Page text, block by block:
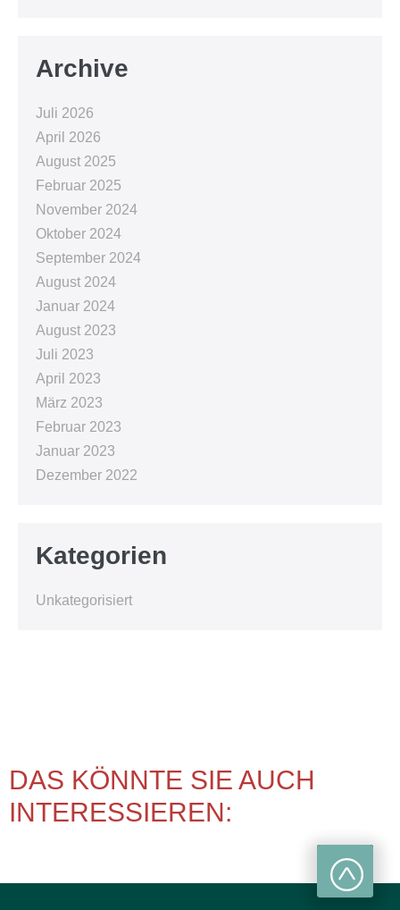
Archive
Juli 2026
April 2026
August 2025
Februar 2025
November 2024
Oktober 2024
September 2024
August 2024
Januar 2024
August 2023
Juli 2023
April 2023
März 2023
Februar 2023
Januar 2023
Dezember 2022
Kategorien
Unkategorisiert
DAS KÖNNTE SIE AUCH
INTERESSIEREN: